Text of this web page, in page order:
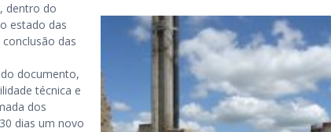
dentro do
estado das
das
documento,
técnica e
dos
dias um novo